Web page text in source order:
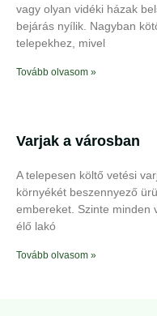
vagy olyan vidéki házak
bejárás nyílik. Nagyban
telepekhez, mivel
Tovább olvasom »
Varjak a városban
A telepesen költő vetési
környékét beszennyező
embereket. Szinte minden
élő lakó
Tovább olvasom »